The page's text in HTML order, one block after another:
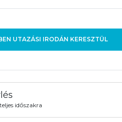
UTAZÁSI IRODÁN KERESZTÜL
időszakra